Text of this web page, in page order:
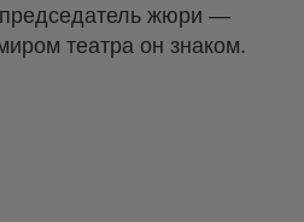
жюри —
театра он знаком.